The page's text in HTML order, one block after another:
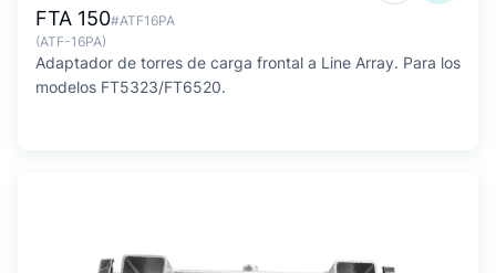
FTA 150#ATF16PA
(ATF-16PA)
Adaptador de torres de carga frontal a Line Array. Para los
modelos FT5323/FT6520.